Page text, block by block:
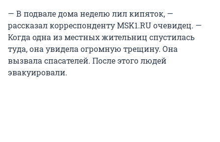
— В подвале дома неделю лил кипяток, —
рассказал корреспонденту MSK1.RU очевидец. —
Когда одна из местных жительниц спустилась
туда, она увидела огромную трещину. Она
вызвала спасателей. После этого людей
эвакуировали.